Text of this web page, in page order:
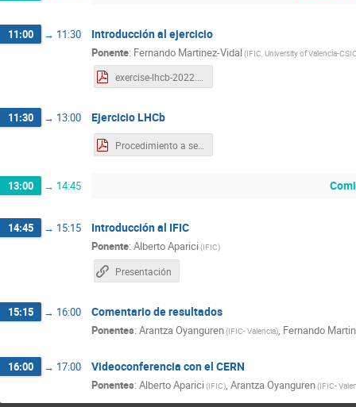
11:00 → 11:30 Introducción al ejercicio
Ponente: Fernando Martinez-Vidal(IFIC, University of Valencia-
11:30 → 13:00 Ejercicio LHCb
Procedimiento a seguir durante el ejercicio
13:00 → 14:45
14:45 → 15:15 Introducción al IFIC
Ponente: Alberto Aparici(IFIC)
Presentación
15:15 → 16:00 Comentario de resultados
Ponentes: Arantza Oyanguren(IFIC- Valencia), Fernando
16:00 → 17:00 Videoconferencia con el CERN
Ponentes: Alberto Aparici(IFIC), Arantza Oyanguren(IFIC-